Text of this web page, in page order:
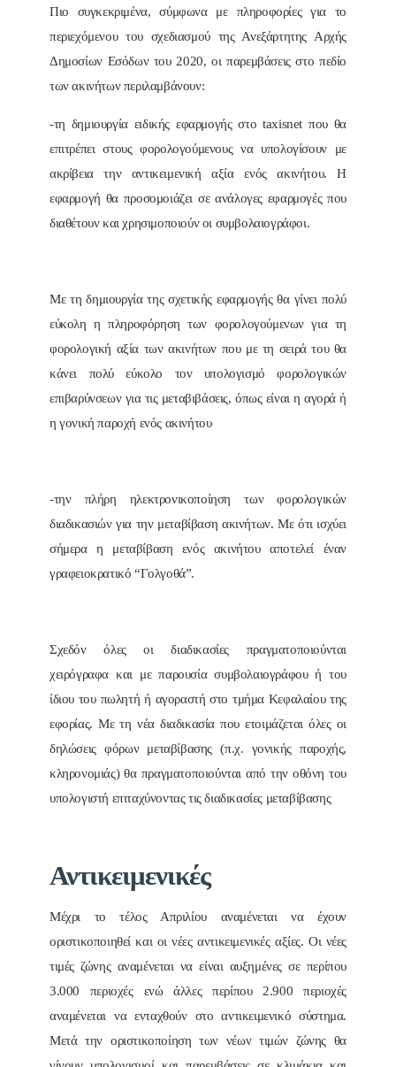
Πιο συγκεκριμένα, σύμφωνα με πληροφορίες για το
περιεχόμενου του σχεδιασμού της Ανεξάρτητης Αρχής
Δημοσίων Εσόδων του 2020, οι παρεμβάσεις στο πεδίο
των ακινήτων περιλαμβάνουν:
-τη δημιουργία ειδικής εφαρμογής στο taxisnet που θα
επιτρέπει στους φορολογούμενους να υπολογίσουν με
ακρίβεια την αντικειμενική αξία ενός ακινήτου. Η
εφαρμογή θα προσομοιάζει σε ανάλογες εφαρμογές που
διαθέτουν και χρησιμοποιούν οι συμβολαιογράφοι.
Με τη δημιουργία της σχετικής εφαρμογής θα γίνει πολύ
εύκολη η πληροφόρηση των φορολογούμενων για τη
φορολογική αξία των ακινήτων που με τη σειρά του θα
κάνει πολύ εύκολο τον υπολογισμό φορολογικών
επιβαρύνσεων για τις μεταβιβάσεις, όπως είναι η αγορά ή
η γονική παροχή ενός ακινήτου
-την πλήρη ηλεκτρονικοποίηση των φορολογικών
διαδικασιών για την μεταβίβαση ακινήτων. Με ότι ισχύει
σήμερα η μεταβίβαση ενός ακινήτου αποτελεί έναν
γραφειοκρατικό “Γολγοθά”.
Σχεδόν όλες οι διαδικασίες πραγματοποιούνται
χειρόγραφα και με παρουσία συμβολαιογράφου ή του
ίδιου του πωλητή ή αγοραστή στο τμήμα Κεφαλαίου της
εφορίας. Με τη νέα διαδικασία που ετοιμάζεται όλες οι
δηλώσεις φόρων μεταβίβασης (π.χ. γονικής παροχής,
κληρονομιάς) θα πραγματοποιούνται από την οθόνη του
υπολογιστή επιταχύνοντας τις διαδικασίες μεταβίβασης
Αντικειμενικές
Μέχρι το τέλος Απριλίου αναμένεται να έχουν
οριστικοποιηθεί και οι νέες αντικειμενικές αξίες. Οι νέες
τιμές ζώνης αναμένεται να είναι αυξημένες σε περίπου
3.000 περιοχές ενώ άλλες περίπου 2.900 περιοχές
αναμένεται να ενταχθούν στο αντικειμενικό σύστημα.
Μετά την οριστικοποίηση των νέων τιμών ζώνης θα